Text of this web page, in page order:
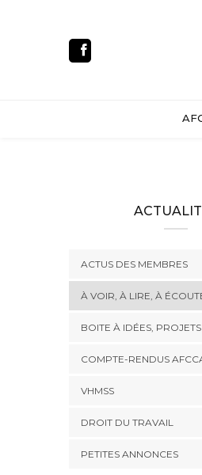
ACTUS DES MEMBRES
À VOIR, À LIRE, À
BOITE À IDÉES,
COMPTE-RENDUS
VHMSS
DROIT DU TRAVAIL
PETITES ANNONCES